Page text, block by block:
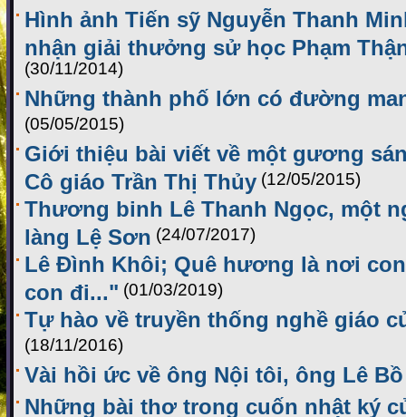
Hình ảnh Tiến sỹ Nguyễn Thanh
nhận giải thưởng sử học Phạm
(30/11/2014)
Những thành phố lớn có đường
(05/05/2015)
Giới thiệu bài viết về một gương
Cô giáo Trần Thị Thủy (12/05/2015)
Thương binh Lê Thanh Ngọc, một
làng Lệ Sơn (24/07/2017)
Lê Đình Khôi; Quê hương là nơi
con đi..." (01/03/2019)
Tự hào về truyền thống nghề giáo
(18/11/2016)
Vài hồi ức về ông Nội tôi, ông Lê Bồ
Những bài thơ trong cuốn nhật ký